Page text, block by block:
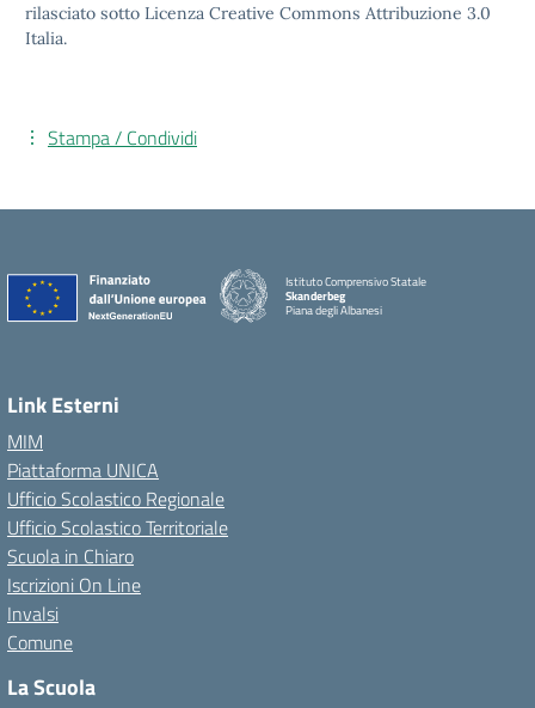
rilasciato sotto Licenza Creative Commons Attribuzione 3.0
Italia.
Stampa / Condividi
Istituto Comprensivo Statale
Skanderbeg
Piana degli Albanesi
Link Esterni
MIM
Piattaforma UNICA
Ufficio Scolastico Regionale
Ufficio Scolastico Territoriale
Scuola in Chiaro
Iscrizioni On Line
Invalsi
Comune
La Scuola